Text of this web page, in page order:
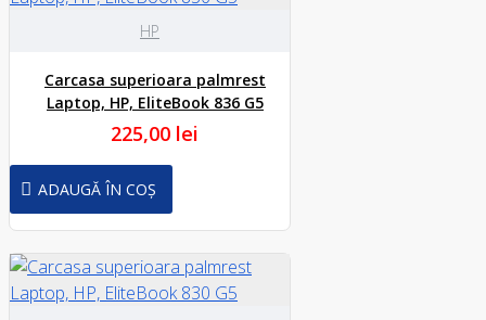
HP
Carcasa superioara palmrest
Laptop, HP, EliteBook 836 G5
225,00 lei
ADAUGĂ ÎN COȘ